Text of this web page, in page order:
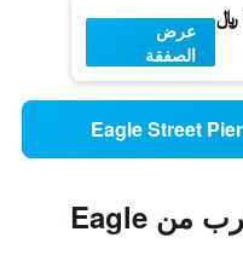
عرض
الصفقة
أعلى الفنادق تقييما بالقرب من Eagle